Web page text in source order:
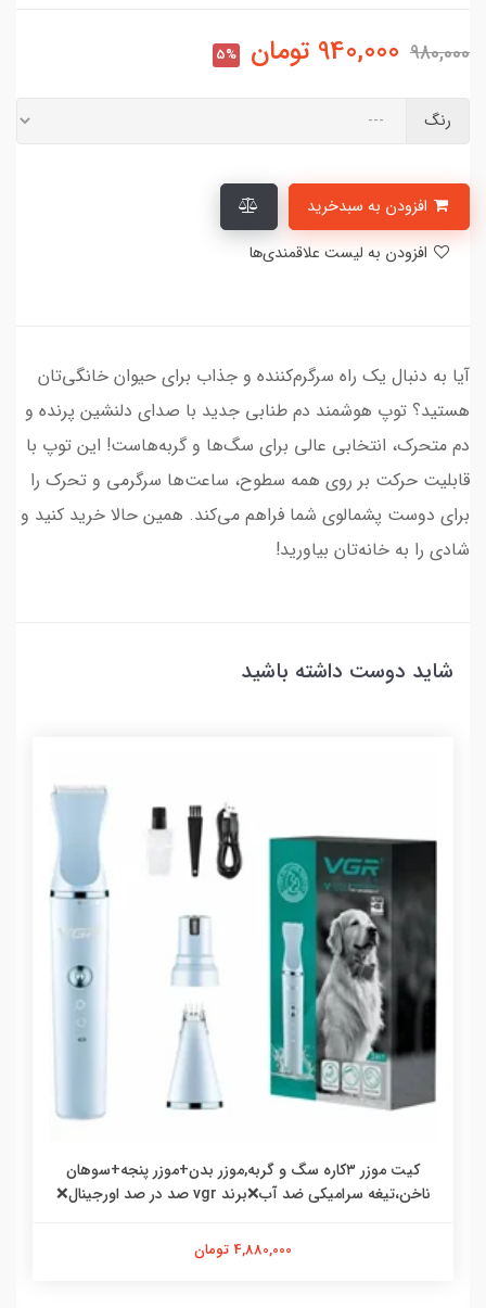
980,000
940,000 تومان 5%
رنگ
آیا به دنبال یک راه سرگرم‌کننده و جذاب برای حیوان خانگی‌تان
هستید؟ توپ هوشمند دم طنابی جدید با صدای دلنشین پرنده و
دم متحرک، انتخابی عالی برای سگ‌ها و گربه‌هاست! این توپ با
قابلیت حرکت بر روی همه سطوح، ساعت‌ها سرگرمی و تحرک را
برای دوست پشمالوی شما فراهم می‌کند. همین حالا خرید کنید و
شادی را به خانه‌تان بیاورید!
شاید دوست داشته باشید
کیت موزر ۳کاره سگ و گربه,موزر بدن+موزر پنجه+سوهان
ناخن،تیغه سرامیکی ضد آب❌برند vgr صد در صد اورجینال❌
4,880,000 تومان